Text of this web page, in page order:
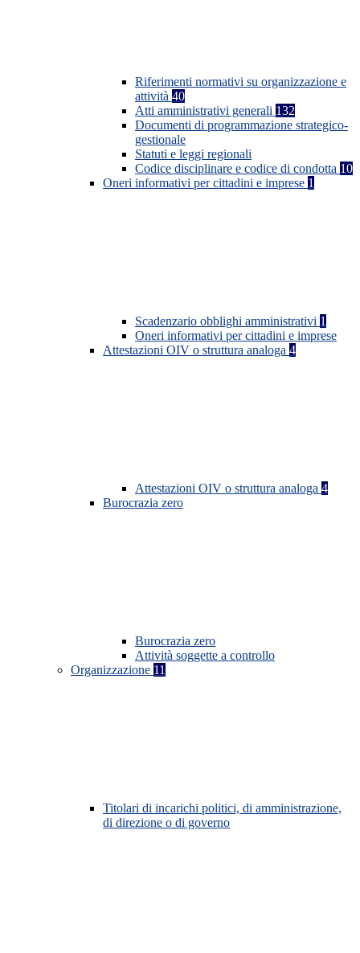
Riferimenti normativi su organizzazione e
attività 40
Atti amministrativi generali 132
Documenti di programmazione strategico-
gestionale
Statuti e leggi regionali
Codice disciplinare e codice di condotta 10
Oneri informativi per cittadini e imprese 1
Scadenzario obblighi amministrativi 1
Oneri informativi per cittadini e imprese
Attestazioni OIV o struttura analoga 4
Attestazioni OIV o struttura analoga 4
Burocrazia zero
Burocrazia zero
Attività soggette a controllo
Organizzazione 11
Titolari di incarichi politici, di amministrazione,
di direzione o di governo